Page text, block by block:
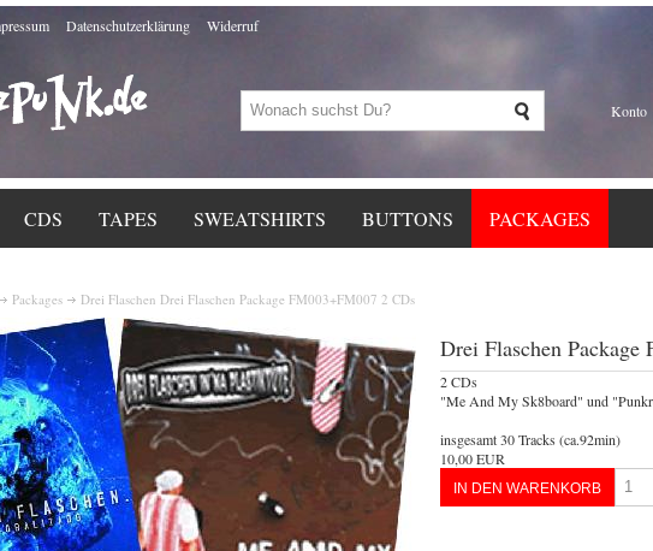
Datenschutzerklärung Widerruf
Konto
CDS TAPES SWEATSHIRTS BUTTONS PACKAGES
Packages Drei Flaschen Drei Flaschen Package FM003+FM007 2 CDs
Drei Flaschen Package
2 CDs
"Me And My Sk8board" und
insgesamt 30 Tracks (ca.92min)
10,00 EUR